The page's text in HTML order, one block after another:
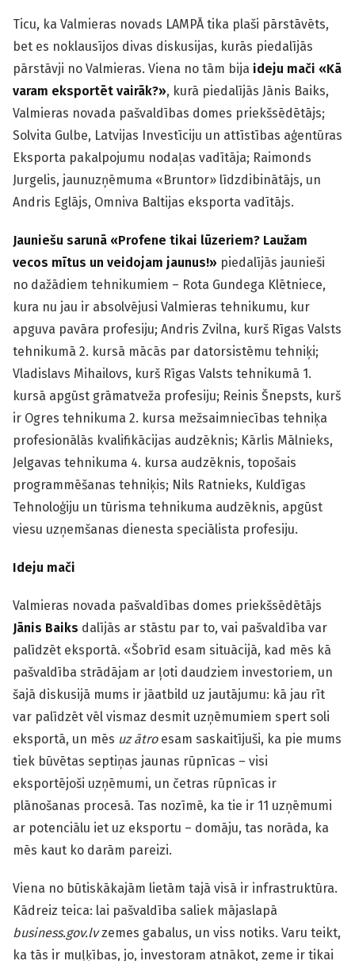
Ticu, ka Valmieras novads LAMPĀ tika plaši pārstāvēts,
bet es noklausījos divas diskusijas, kurās piedalījās
pārstāvji no Valmieras. Viena no tām bija ideju mači «Kā
varam eksportēt vairāk?», kurā piedalījās Jānis Baiks,
Valmieras novada pašvaldības domes priekšsēdētājs;
Solvita Gulbe, Latvijas Investīciju un attīstības aģentūras
Eksporta pakalpojumu nodaļas vadītāja; Raimonds
Jurgelis, jaunuzņēmuma «Bruntor» līdzdibinātājs, un
Andris Eglājs, Omniva Baltijas eksporta vadītājs.
Jauniešu sarunā «Profene tikai lūzeriem? Laužam
vecos mītus un veidojam jaunus!» piedalījās jaunieši
no dažādiem tehnikumiem – Rota Gundega Klētniece,
kura nu jau ir absolvējusi Valmieras tehnikumu, kur
apguva pavāra profesiju; Andris Zvilna, kurš Rīgas Valsts
tehnikumā 2. kursā mācās par datorsistēmu tehniķi;
Vladislavs Mihailovs, kurš Rīgas Valsts tehnikumā 1.
kursā apgūst grāmatveža profesiju; Reinis Šnepsts, kurš
ir Ogres tehnikuma 2. kursa mežsaimniecības tehniķa
profesionālās kvalifikācijas audzēknis; Kārlis Mālnieks,
Jelgavas tehnikuma 4. kursa audzēknis, topošais
programmēšanas tehniķis; Nils Ratnieks, Kuldīgas
Tehnoloģiju un tūrisma tehnikuma audzēknis, apgūst
viesu uzņemšanas dienesta speciālista profesiju.
Ideju mači
Valmieras novada pašvaldības domes priekšsēdētājs
Jānis Baiks dalījās ar stāstu par to, vai pašvaldība var
palīdzēt eksportā. «Šobrīd esam situācijā, kad mēs kā
pašvaldība strādājam ar ļoti daudziem investoriem, un
šajā diskusijā mums ir jāatbild uz jautājumu: kā jau rīt
var palīdzēt vēl vismaz desmit uzņēmumiem spert soli
eksportā, un mēs uz ātroesam saskaitījuši, ka pie mums
tiek būvētas septiņas jaunas rūpnīcas – visi
eksportējoši uzņēmumi, un četras rūpnīcas ir
plānošanas procesā. Tas nozīmē, ka tie ir 11 uzņēmumi
ar potenciālu iet uz eksportu – domāju, tas norāda, ka
mēs kaut ko darām pareizi.
Viena no būtiskākajām lietām tajā visā ir infrastruktūra.
Kādreiz teica: lai pašvaldība saliek mājaslapā
business.gov.lvzemes gabalus, un viss notiks. Varu teikt,
ka tās ir muļķības, jo, investoram atnākot, zeme ir tikai